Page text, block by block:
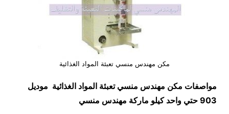
مكن مهندس منسي تعبئة المواد الغذائية
مواصفات مكن مهندس منسي تعبئة المواد الغذائية موديل
903 حتي واحد كيلو ماركة مهندس منسي